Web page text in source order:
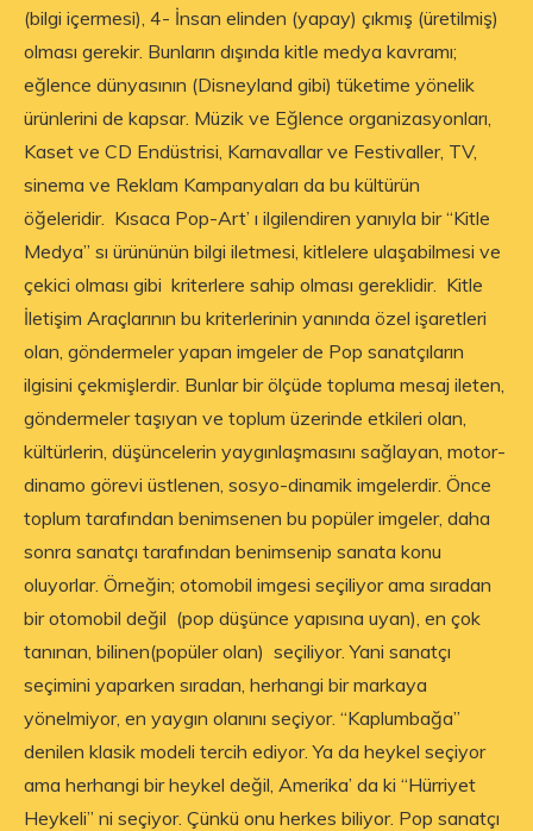
(bilgi içermesi), 4- İnsan elinden (yapay) çıkmış (üretilmiş)
olması gerekir. Bunların dışında kitle medya kavramı;
eğlence dünyasının (Disneyland gibi) tüketime yönelik
ürünlerini de kapsar. Müzik ve Eğlence organizasyonları,
Kaset ve CD Endüstrisi, Karnavallar ve Festivaller, TV,
sinema ve Reklam Kampanyaları da bu kültürün
öğeleridir. Kısaca Pop-Art’ ı ilgilendiren yanıyla bir “Kitle
Medya” sı ürününün bilgi iletmesi, kitlelere ulaşabilmesi ve
çekici olması gibi kriterlere sahip olması gereklidir. Kitle
İletişim Araçlarının bu kriterlerinin yanında özel işaretleri
olan, göndermeler yapan imgeler de Pop sanatçıların
ilgisini çekmişlerdir. Bunlar bir ölçüde topluma mesaj ileten,
göndermeler taşıyan ve toplum üzerinde etkileri olan,
kültürlerin, düşüncelerin yaygınlaşmasını sağlayan, motor-
dinamo görevi üstlenen, sosyo-dinamik imgelerdir. Önce
toplum tarafından benimsenen bu popüler imgeler, daha
sonra sanatçı tarafından benimsenip sanata konu
oluyorlar. Örneğin; otomobil imgesi seçiliyor ama sıradan
bir otomobil değil (pop düşünce yapısına uyan), en çok
tanınan, bilinen(popüler olan) seçiliyor. Yani sanatçı
seçimini yaparken sıradan, herhangi bir markaya
yönelmiyor, en yaygın olanını seçiyor. “Kaplumbağa”
denilen klasik modeli tercih ediyor. Ya da heykel seçiyor
ama herhangi bir heykel değil, Amerika’ da ki “Hürriyet
Heykeli” ni seçiyor. Çünkü onu herkes biliyor. Pop sanatçı